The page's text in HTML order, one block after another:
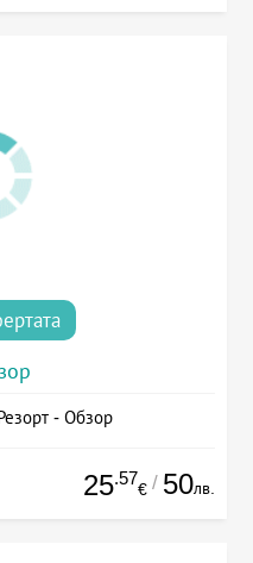
- Обзор
25.57
€ / 50лв.